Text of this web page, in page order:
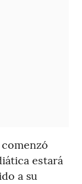
estará
a su